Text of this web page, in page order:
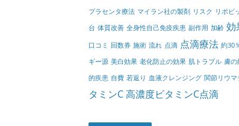
プラセンタ療法 マイラン社の製剤 リスク リポビ
台 体質改善 全身性自己免疫疾患 副作用 加齢 効
口コミ 回数券 施術 流れ 点滴 点滴療法 約30
ギー源 美白効果 老化防止の効果 肌トラブル 膚の
的疾患 自費 若返り 血液クレンジング 関節リウマ
タミンC高濃度ビタミンC点滴